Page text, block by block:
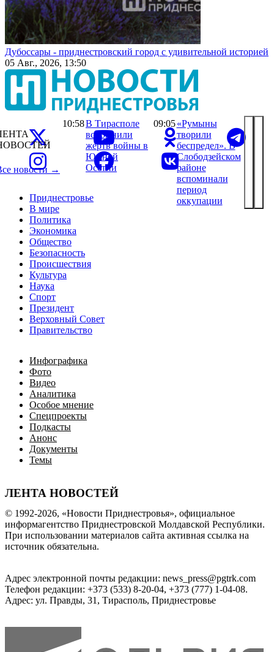
Дубоссары - приднестровский город с удивительной историей
05 Авг., 2026, 13:50
Приднестровье
В мире
Политика
Экономика
Общество
Безопасность
Происшествия
Культура
Наука
Спорт
Президент
Верховный Совет
Правительство
Инфографика
Фото
Видео
Аналитика
Особое мнение
Спецпроекты
Подкасты
Анонс
Документы
Темы
ЛЕНТА НОВОСТЕЙ
новости →
10:58В Тирасполе
вспомнили
жертв войны в
Южной
Осетии
09:05 «Румыны
творили
беспредел». В
Слободзейском
районе
вспоминали
период
оккупации
© 1992-2026, «Новости Приднестровья», официальное
информагентство Приднестровской Молдавской Республики.
При использовании материалов сайта активная ссылка на
источник обязательна.
Адрес электронной почты редакции: news_press@pgtrk.com
Телефон редакции: +373 (533) 8-20-04, +373 (777) 1-04-08.
Адрес: ул. Правды, 31, Тирасполь, Приднестровье